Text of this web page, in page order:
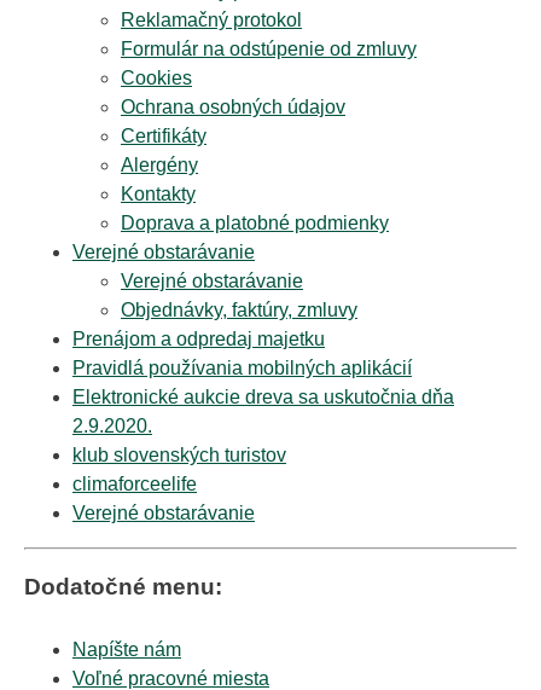
Reklamačný protokol
Formulár na odstúpenie od zmluvy
Cookies
Ochrana osobných údajov
Certifikáty
Alergény
Kontakty
Doprava a platobné podmienky
Verejné obstarávanie
Verejné obstarávanie
Objednávky, faktúry, zmluvy
Prenájom a odpredaj majetku
Pravidlá používania mobilných aplikácií
Elektronické aukcie dreva sa uskutočnia dňa
2.9.2020.
klub slovenských turistov
climaforceelife
Verejné obstarávanie
Dodatočné menu:
Napíšte nám
Voľné pracovné miesta